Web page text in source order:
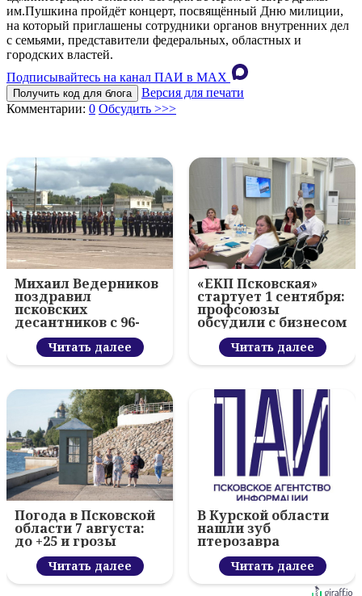
им.Пушкина пройдёт концерт, посвящённый Дню милиции,
на который приглашены сотрудники органов внутренних дел
с семьями, представители федеральных, областных и
городских властей.
Подписывайтесь на канал ПАИ в MAХ
Получить код для блога
Версия для печати
Комментарии: 0 Обсудить >>>
Михаил Ведерников
поздравил
псковских
десантников с 96-
летием ВДВ и
вручил награды
Читать далее
«ЕКП Псковская»
стартует 1 сентября:
профсоюзы
обсудили с бизнесом
новый цифровой
проектЧитать далее
Погода в Псковской
области 7 августа:
до +25 и грозы
Читать далее
В Курской области
нашли зуб
птерозавра
Читать далее